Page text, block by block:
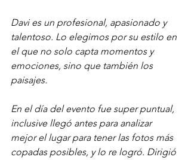
Davi es un profesional, apasionado y
talentoso. Lo elegimos por su estilo en
el que no solo capta momentos y
emociones, sino que también los
paisajes.
En el día del evento fue super puntual,
inclusive llegó antes para analizar
mejor el lugar para tener las fotos más
copadas posibles, y lo re logró. Dirigió